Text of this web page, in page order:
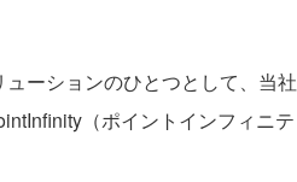
ューションのひとつとして、当社
（ポイントインフィニテ